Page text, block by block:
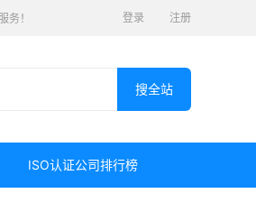
！ 登录 注册
ISO认证公司排行榜